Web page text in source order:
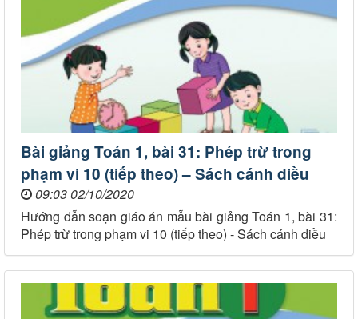
Bài giảng Toán 1, bài 31: Phép trừ trong
phạm vi 10 (tiếp theo) – Sách cánh diều
09:03 02/10/2020
Hướng dẫn soạn giáo án mẫu bài giảng Toán 1, bài 31:
Phép trừ trong phạm vi 10 (tiếp theo) - Sách cánh diều